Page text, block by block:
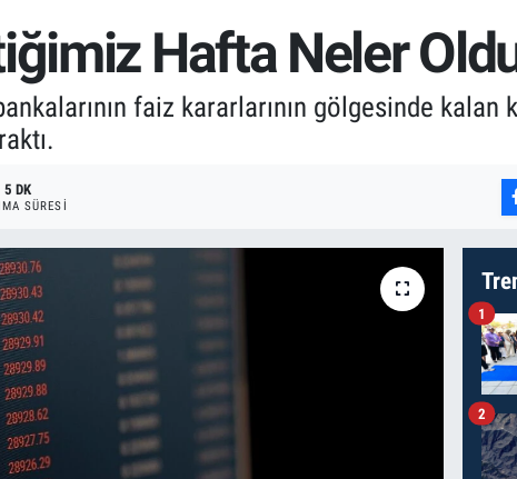
Hafta Neler
faiz kararlarının gölgesinde kalan
5 DK
SÜRESI
1
2